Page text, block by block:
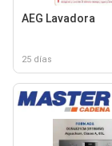
AEG Lavadora
25 días